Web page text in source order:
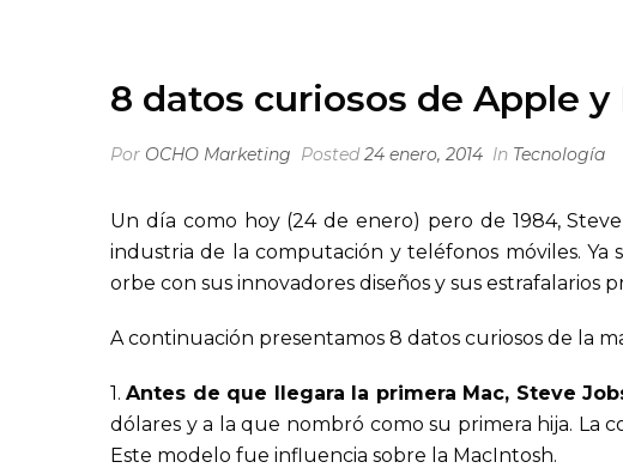
8 datos curiosos de Apple
Por OCHO Marketing Posted24 enero, 2014 In Tecnología
Un día como hoy (24 de enero) pero de 1984,
industria de la computación y teléfonos móviles. Ya
orbe con sus innovadores diseños y sus estrafalarios
A continuación presentamos 8 datos curiosos de la
1.Antes de que llegara la primera Mac, Steve
dólares y a la que nombró como su primera hija. La
Este modelo fue influencia sobre la MacIntosh.